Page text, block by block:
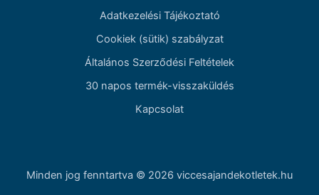
Adatkezelési Tájékoztató
Cookiek (sütik) szabályzat
Általános Szerződési Feltételek
30 napos termék-visszaküldés
Kapcsolat
Minden jog fenntartva © 2026 viccesajandekotletek.hu